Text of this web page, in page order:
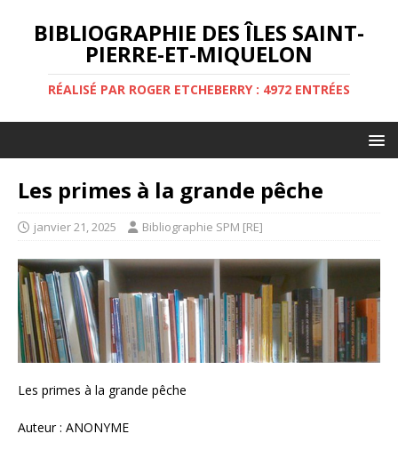
BIBLIOGRAPHIE DES ÎLES SAINT-
PIERRE-ET-MIQUELON
RÉALISÉ PAR ROGER ETCHEBERRY : 4972 ENTRÉES
Les primes à la grande pêche
janvier 21, 2025 Bibliographie SPM [RE]
Les primes à la grande pêche
Auteur : ANONYME